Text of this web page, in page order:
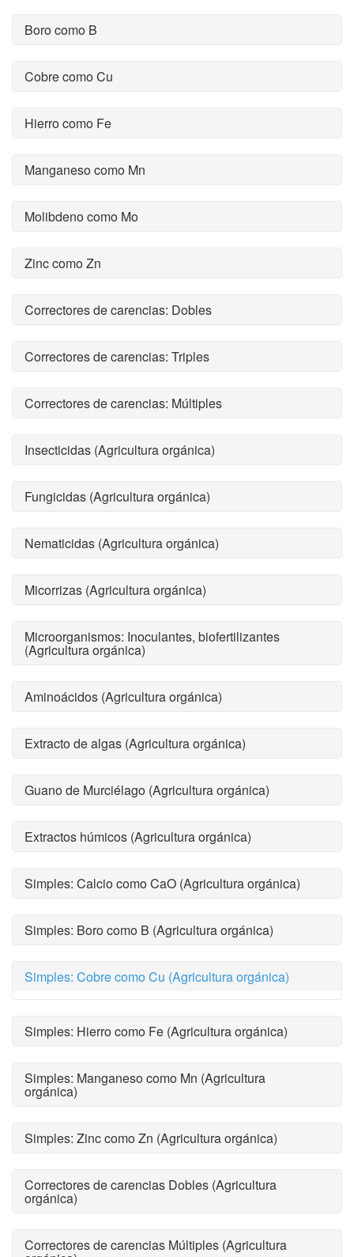
Boro como B
Cobre como Cu
Hierro como Fe
Manganeso como Mn
Molibdeno como Mo
Zinc como Zn
Correctores de carencias: Dobles
Correctores de carencias: Triples
Correctores de carencias: Múltiples
Insecticidas (Agricultura orgánica)
Fungicidas (Agricultura orgánica)
Nematicidas (Agricultura orgánica)
Micorrizas (Agricultura orgánica)
Microorganismos: Inoculantes, biofertilizantes
(Agricultura orgánica)
Aminoácidos (Agricultura orgánica)
Extracto de algas (Agricultura orgánica)
Guano de Murciélago (Agricultura orgánica)
Extractos húmicos (Agricultura orgánica)
Simples: Calcio como CaO (Agricultura orgánica)
Simples: Boro como B (Agricultura orgánica)
Simples: Cobre como Cu (Agricultura orgánica)
Simples: Hierro como Fe (Agricultura orgánica)
Simples: Manganeso como Mn (Agricultura
orgánica)
Simples: Zinc como Zn (Agricultura orgánica)
Correctores de carencias Dobles (Agricultura
orgánica)
Correctores de carencias Múltiples (Agricultura